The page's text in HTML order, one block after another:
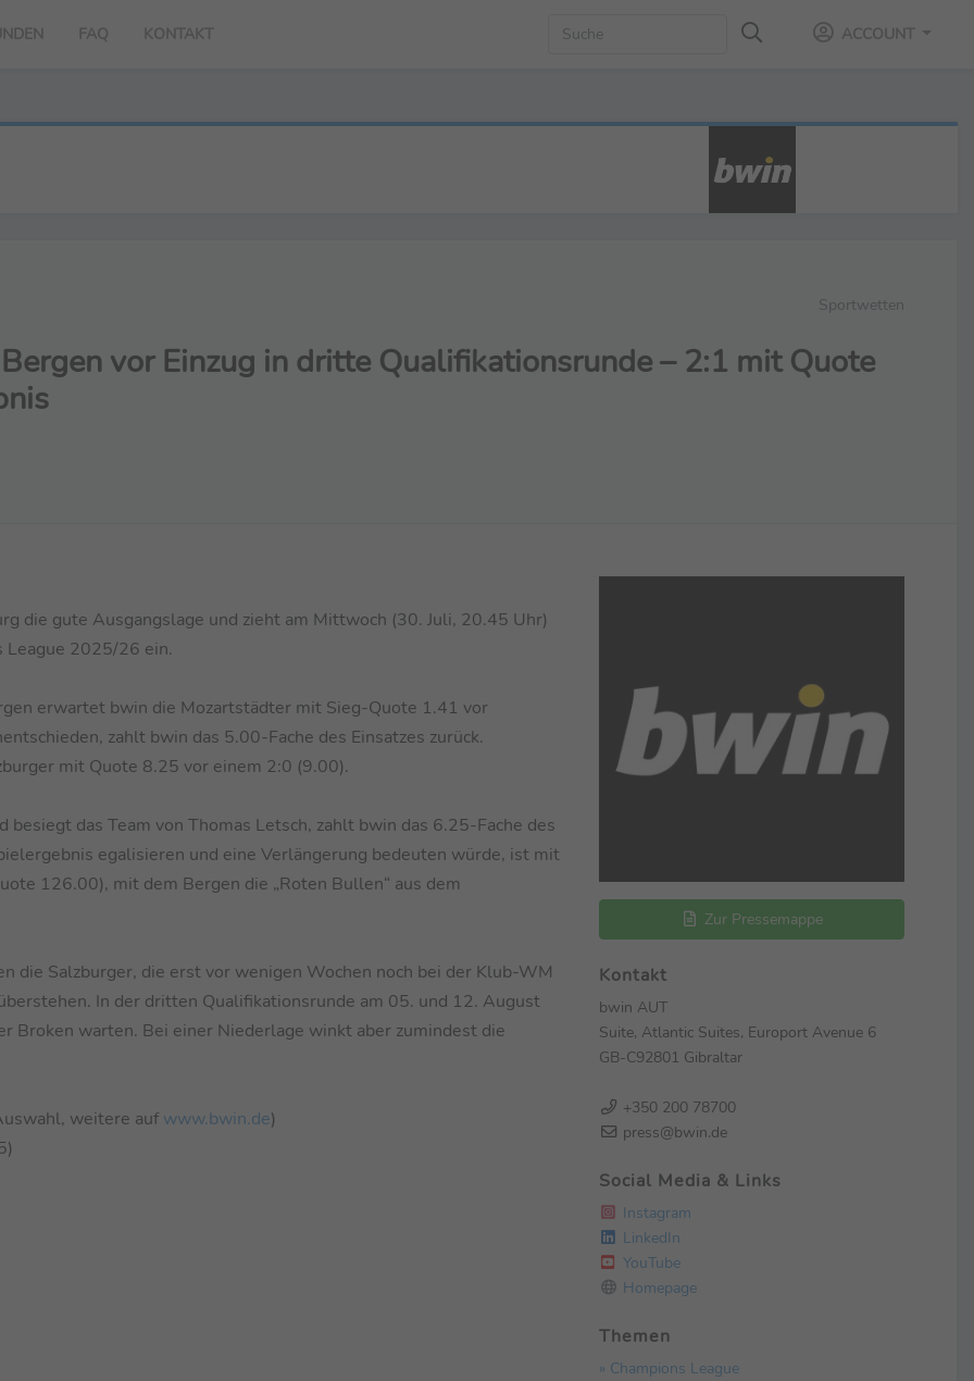
FAQ KONTAKT ACCOUNT
Sportwetten
vor Einzug in dritte Qualifikationsrunde – 2:1 mit Quote
die gute Ausgangslage und zieht am Mittwoch (30. Juli, 20.45 Uhr)
League 2025/26 ein.
erwartet bwin die Mozartstädter mit Sieg-Quote 1.41 vor
zahlt bwin das 5.00-Fache des Einsatzes zurück.
mit Quote 8.25 vor einem 2:0 (9.00).
das Team von Thomas Letsch, zahlt bwin das 6.25-Fache des
egalisieren und eine Verlängerung bedeuten würde, ist mit
126.00), mit dem Bergen die „Roten Bullen“ aus dem
die Salzburger, die erst vor wenigen Wochen noch bei der Klub-WM
In der dritten Qualifikationsrunde am 05. und 12. August
Broken warten. Bei einer Niederlage winkt aber zumindest die
weitere auf www.bwin.de)
Zur Pressemappe
Kontakt
bwin AUT
Suite, Atlantic Suites, Europort Avenue 6
GB-C92801 Gibraltar
+350 200 78700
press@bwin.de
Social Media & Links
Instagram
LinkedIn
YouTube
Homepage
Themen
» Champions League